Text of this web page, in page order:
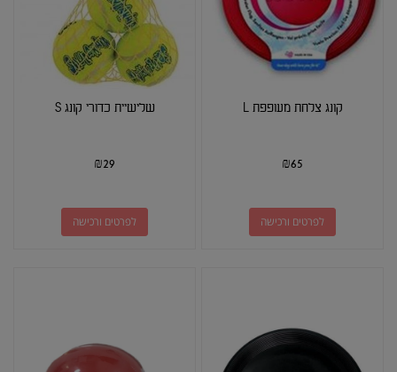
קונג צלחת מעופפת L
₪65
לפרטים ורכישה
שלישיית כדורי קונג S
₪29
לפרטים ורכישה